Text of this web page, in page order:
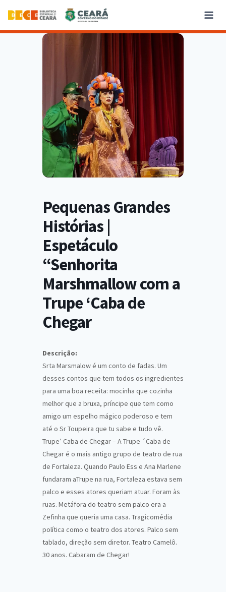
Pequenas Grandes
Histórias |
Espetáculo
“Senhorita
Marshmallow com a
Trupe ‘Caba de
Chegar
Descrição:
Srta Marsmalow é um conto de fadas. Um
desses contos que tem todos os ingredientes
para uma boa receita: mocinha que cozinha
melhor que a bruxa, príncipe que tem como
amigo um espelho mágico poderoso e tem
até o Sr Toupeira que tu sabe e tudo vê.
Trupe’ Caba de Chegar – A Trupe ´Caba de
Chegar é o mais antigo grupo de teatro de rua
de Fortaleza. Quando Paulo Ess e Ana Marlene
fundaram aTrupe na rua, Fortaleza estava sem
palco e esses atores queriam atuar. Foram às
ruas. Metáfora do teatro sem palco era a
Zefinha que queria uma casa. Tragicomédia
política como o teatro dos atores. Palco sem
tablado, direção sem diretor. Teatro Camelô.
30 anos. Cabaram de Chegar!